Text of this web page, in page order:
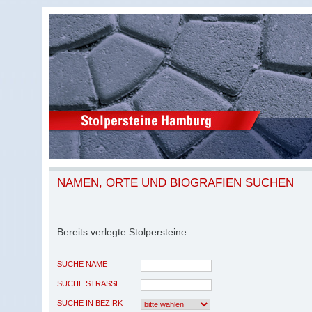
NAMEN, ORTE UND BIOGRAFIEN SUCHEN
Bereits verlegte Stolpersteine
SUCHE NAME
SUCHE STRASSE
SUCHE IN BEZIRK